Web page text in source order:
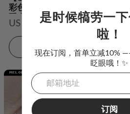
彩色隐形眼镜日抛2片装-
爵士黑松饼
US $3.98 US $6.00
日
是时候犒劳一
啦！
现在订阅，首单立减10%
眨眼哦！✨
订阅